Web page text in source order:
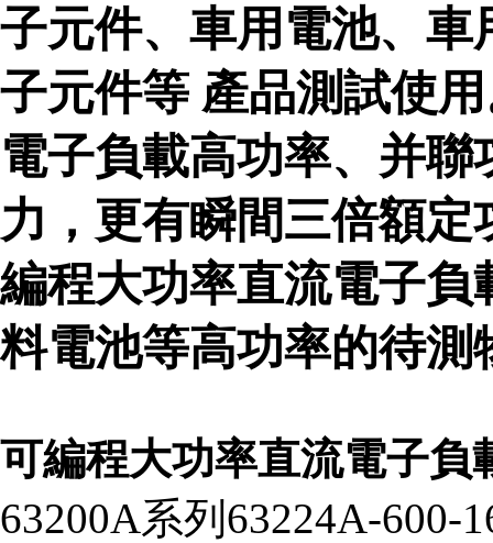
子元件、車用電池、
子元件等 產品測試使
電子負載高功率、并
力，更有瞬間三倍額定
編程大功率直流電子
料電池等高功率的待測
可編程大功率直流電子負
63200A系列63224A-600-